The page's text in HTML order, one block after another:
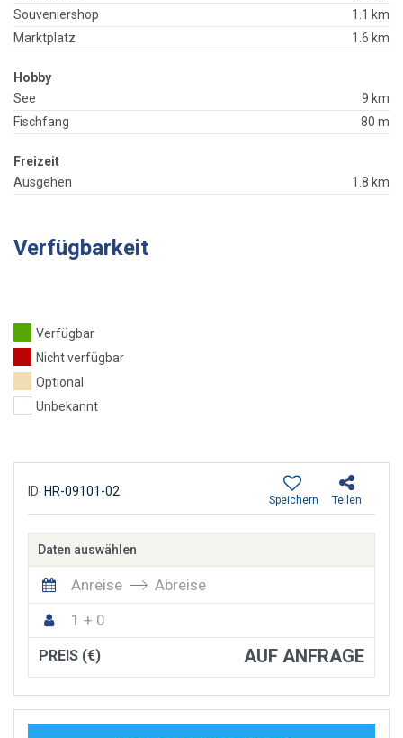
Souveniershop
1.1 km
Marktplatz
1.6 km
Hobby
See
9 km
Fischfang
80 m
Freizeit
Ausgehen
1.8 km
Verfügbarkeit
Verfügbar
Nicht verfügbar
Optional
Unbekannt
ID: HR-09101-02
Teilen
Speichern
Daten auswählen
Anreise
Abreise
1 + 0
PREIS (€) AUF ANFRAGE